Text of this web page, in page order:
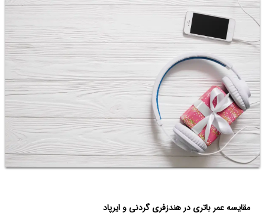
مقایسه عمر باتری در هندزفری گردنی و ایرپاد